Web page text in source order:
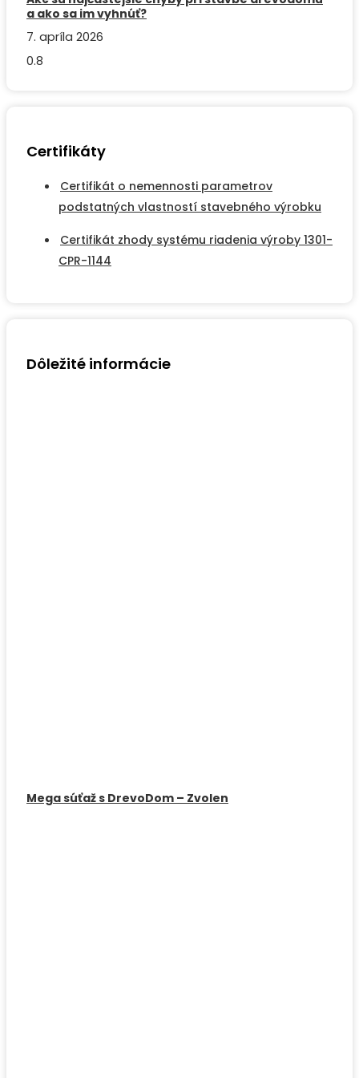
a ako sa im vyhnúť?
7. apríla 2026
Certifikáty
Certifikát o nemennosti parametrov
podstatných vlastností stavebného výrobku
Certifikát zhody systému riadenia výroby 1301-
CPR-1144
Dôležité informácie
Mega súťaž s DrevoDom – Zvolen